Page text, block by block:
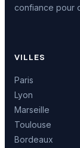
confiance pour
VILLES
Paris
Lyon
Marseille
Toulouse
Bordeaux